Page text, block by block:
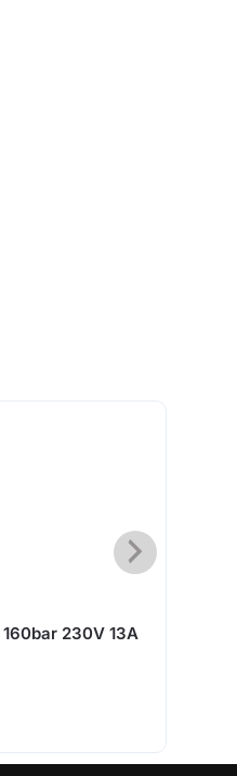
230V 13A